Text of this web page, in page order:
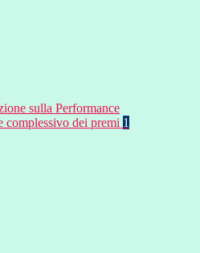
sulla Performance
complessivo dei premi 1